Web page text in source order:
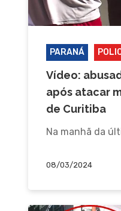
PARANÁ
Vídeo:
após atacar
de Curitiba
Na manhã da
08/03/2024